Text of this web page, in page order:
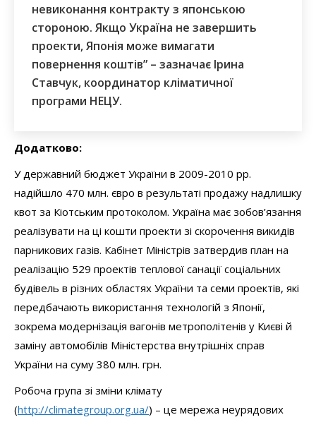
невиконання контракту з японською
стороною. Якщо Україна не завершить
проекти, Японія може вимагати
повернення коштів” – зазначає Ірина
Ставчук, координатор кліматичної
програми НЕЦУ.
Додатково:
У державний бюджет України в 2009-2010 рр.
надійшло 470 млн. євро в результаті продажу надлишку
квот за Кіотським протоколом. Україна має зобов’язання
реалізувати на ці кошти проекти зі скорочення викидів
парникових газів. Кабінет Міністрів затвердив план на
реалізацію 529 проектів теплової санації соціальних
будівель в різних областях України та семи проектів, які
передбачають використання технологій з Японії,
зокрема модернізація вагонів метрополітенів у Києві й
заміну автомобілів Міністерства внутрішніх справ
України на суму 380 млн. грн.
Робоча група зі зміни клімату
(http://climategroup.org.ua/) – це мережа неурядових